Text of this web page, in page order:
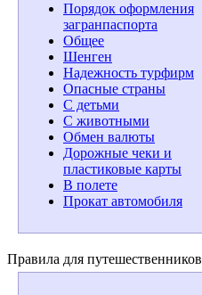
Порядок оформления
загранпаспорта
Общее
Шенген
Надежность турфирм
Опасные страны
С детьми
С животными
Обмен валюты
Дорожные чеки и
пластиковые карты
В полете
Прокат автомобиля
Правила для путешественников